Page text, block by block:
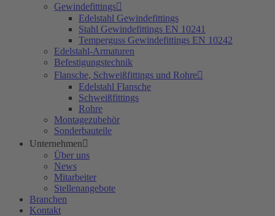
Gewindefittings
Edelstahl Gewindefittings
Stahl Gewindefittings EN 10241
Temperguss Gewindefittings EN 10242
Edelstahl-Armaturen
Befestigungstechnik
Flansche, Schweißfittings und Rohre
Edelstahl Flansche
Schweißfittings
Rohre
Montagezubehör
Sonderbauteile
Unternehmen
Über uns
News
Mitarbeiter
Stellenangebote
Branchen
Kontakt